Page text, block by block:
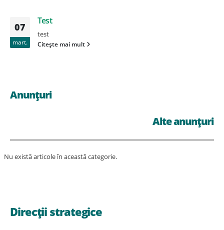
07
mart.
Test
test
Citește mai mult
Anunțuri
Alte anunțuri
Nu există articole în această categorie.
Direcții strategice